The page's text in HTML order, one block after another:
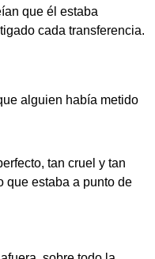
que él estaba
cada transferencia.
alguien había metido
tan cruel y tan
que estaba a punto de